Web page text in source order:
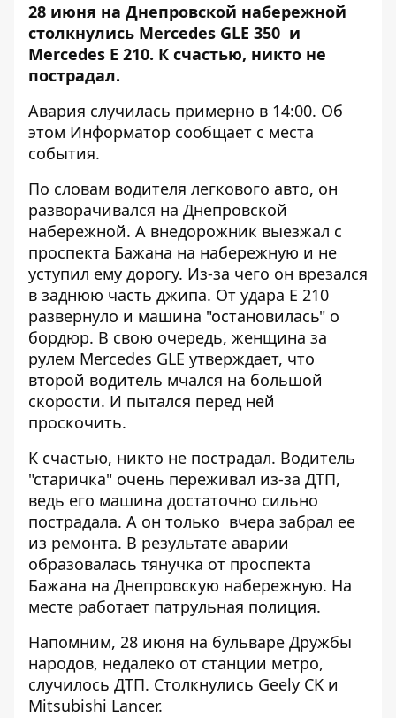
28 июня на Днепровской набережной
столкнулись Mercedes GLE 350 и
Mercedes E 210. К счастью, никто не
пострадал.
Авария случилась примерно в 14:00. Об
этом Информатор сообщает с места
события.
По словам водителя легкового авто, он
разворачивался на Днепровской
набережной. А внедорожник выезжал с
проспекта Бажана на набережную и не
уступил ему дорогу. Из-за чего он врезался
в заднюю часть джипа. От удара E 210
развернуло и машина "остановилась" о
бордюр. В свою очередь, женщина за
рулем Mercedes GLE утверждает, что
второй водитель мчался на большой
скорости. И пытался перед ней
проскочить.
К счастью, никто не пострадал. Водитель
"старичка" очень переживал из-за ДТП,
ведь его машина достаточно сильно
пострадала. А он только вчера забрал ее
из ремонта. В результате аварии
образовалась тянучка от проспекта
Бажана на Днепровскую набережную. На
месте работает патрульная полиция.
Напомним, 28 июня на бульваре Дружбы
народов, недалеко от станции метро,
случилось ДТП. Столкнулись Geely CK и
Mitsubishi Lancer.